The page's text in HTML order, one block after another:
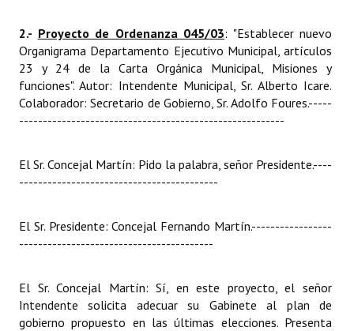
2.- Proyecto de Ordenanza 045/03: "Establecer nuevo
Organigrama Departamento Ejecutivo Municipal, artículos
23 y 24 de la Carta Orgánica Municipal, Misiones y
funciones". Autor: Intendente Municipal, Sr. Alberto Icare.
Colaborador: Secretario de Gobierno, Sr. Adolfo Foures.-----
--------------------------------------------------------
El Sr. Concejal Martín: Pido la palabra, señor Presidente.----
------------------------------------------
El Sr. Presidente: Concejal Fernando Martín.-----------------
-----------------------------------------
El Sr. Concejal Martín: Sí, en este proyecto, el señor
Intendente solicita adecuar su Gabinete al plan de
gobierno propuesto en las últimas elecciones. Presenta